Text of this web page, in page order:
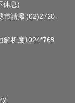
休息)
市請撥 (02)2720-
解析度1024*768